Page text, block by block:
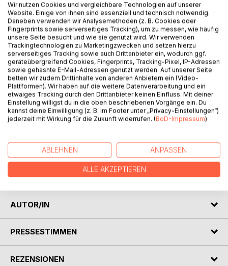
Eigentlich ...
Vollkommen orientierungslos und übermüdet irrt sie bei
starkem Gewitter durch die Gegend, als sie mit ihrem
Leihwagen in einen umstürzenden Baum kracht.
Ausgerechnet Jack Parker, der begehrteste und heißeste
Junggeselle von ganz Somerville, findet sie bewusstlos auf
dem Highway und bringt sie ins Krankenhaus. Doch schon
kurz darauf, als sie sich bei ihm für die Hilfe bedanken will,
entpuppt sich der charmante und hilfsbereite Cowboy als
Wie kann ihr arroganter Nachbar äußerlich nur so cool
bleiben, während sie bei jedem Blick in seine stechenden
Augen die Fassung verliert?
AUTOR/IN
PRESSESTIMMEN
REZENSIONEN
Wir nutzen Cookies und vergleichbare Technologien auf unserer
Website. Einige von ihnen sind essenziell und technisch notwendig.
Daneben verwenden wir Analysemethoden (z. B. Cookies oder
Fingerprints sowie serverseitiges Tracking), um zu messen, wie häufig
unsere Seite besucht und wie sie genutzt wird. Wir verwenden
Trackingtechnologien zu Marketingzwecken und setzen hierzu
serverseitiges Tracking sowie auch Drittanbieter ein, wodurch ggf.
geräteübergreifend Cookies, Fingerprints, Tracking-Pixel, IP-Adressen
sowie gehashte E-Mail-Adressen genutzt werden. Auf unserer Seite
betten wir zudem Drittinhalte von anderen Anbietern ein (Video-
Plattformen). Wir haben auf die weitere Datenverarbeitung und ein
etwaiges Tracking durch den Drittanbieter keinen Einfluss. Mit deiner
Einstellung willigst du in die oben beschriebenen Vorgänge ein. Du
kannst deine Einwilligung (z. B. im Footer unter „Privacy-Einstellungen“)
jederzeit mit Wirkung für die Zukunft widerrufen. (BoD-Impressum)
ABLEHNEN ANPASSEN
ALLE AKZEPTIEREN